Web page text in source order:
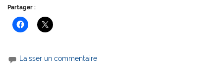
Partager :
Laisser un commentaire